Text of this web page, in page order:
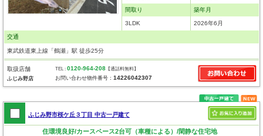
間取り
3LDK
築年月
2026年6月
交通
東武鉄道東上線「鶴瀬」駅 徒歩25分
取扱店舗
ふじみ野店
TEL :0120-964-208 【通話料無料】
お問い合わせ物件番号：14226042307
ふじみ野市桜ケ丘３丁目 中古一戸建て
住環境良好/カースペース2台可（車種による）/閑静な住宅地